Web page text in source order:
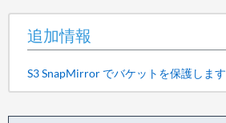
追加情報
S3 SnapMirror でバケットを保護します